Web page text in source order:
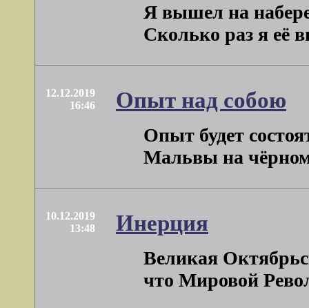
Я вышел на
Сколько раз я её
12.12.2019
16:46
Опыт над собою
Опыт будет
Мальвы на
10.12.2019
13:48
Инерция
Великая
что Мировой